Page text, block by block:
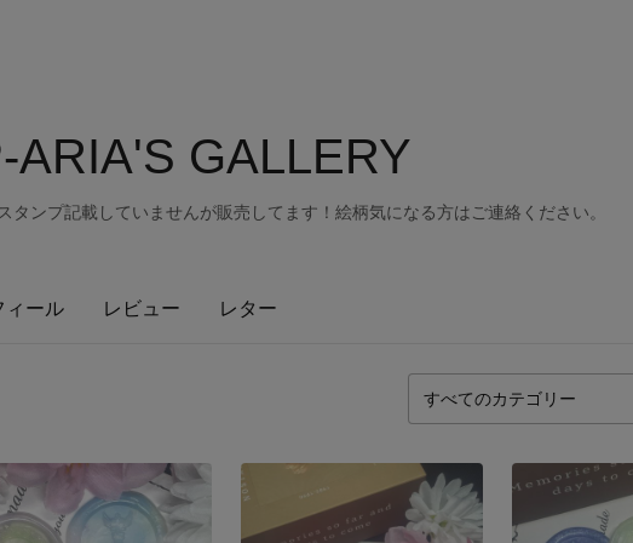
ARIA'S GALLERY
タンプ記載していませんが販売してます！絵柄気になる方はご連絡ください。
ィール レビュー レター